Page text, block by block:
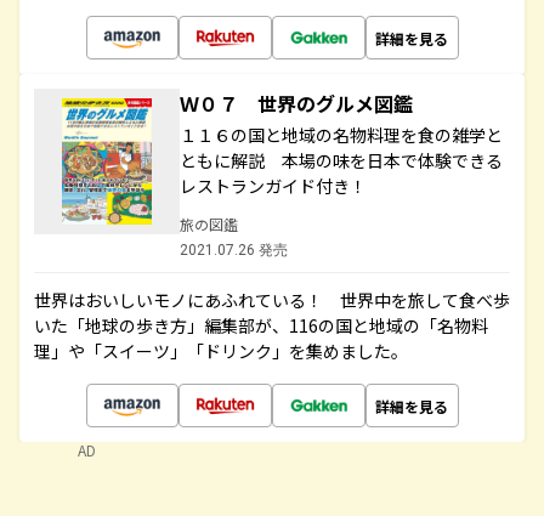
詳細を見る
Ｗ０７ 世界のグルメ図鑑
１１６の国と地域の名物料理を食の雑学と
ともに解説 本場の味を日本で体験できる
レストランガイド付き！
旅の図鑑
2021.07.26 発売
世界はおいしいモノにあふれている！ 世界中を旅して食べ歩
いた「地球の歩き方」編集部が、116の国と地域の「名物料
理」や「スイーツ」「ドリンク」を集めました。
詳細を見る
AD